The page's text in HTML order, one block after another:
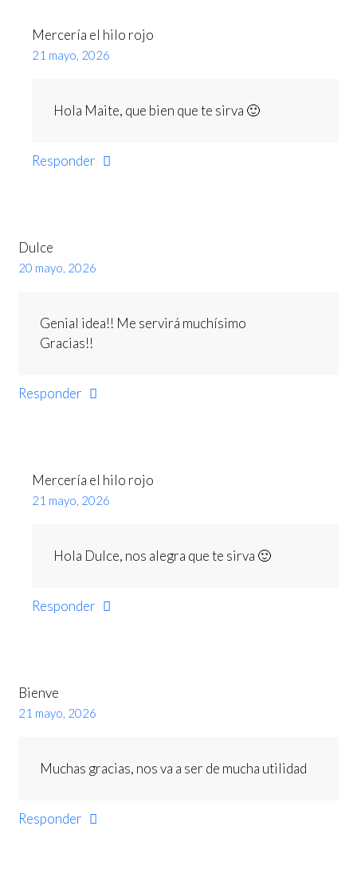
Mercería el hilo rojo
21 mayo, 2026
Hola Maite, que bien que te sirva 🙂
Responder
Dulce
20 mayo, 2026
Genial idea!! Me servirá muchísimo
Gracias!!
Responder
Mercería el hilo rojo
21 mayo, 2026
Hola Dulce, nos alegra que te sirva 🙂
Responder
Bienve
21 mayo, 2026
Muchas gracias, nos va a ser de mucha utilidad
Responder